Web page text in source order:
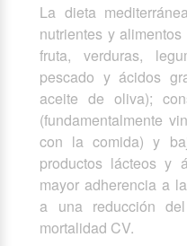
La dieta
nutrientes y
fruta, verduras,
pescado y ácidos
aceite de oliva);
(fundamentalmente
con la comida) y
productos lácteos y
mayor adherencia a
a una reducción
mortalidad CV.